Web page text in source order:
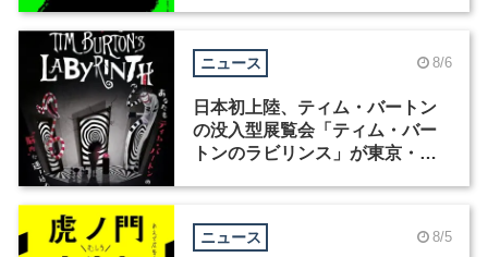
ニュース 8/6
日本初上陸、ティム・バートン
の没入型展覧会「ティム・バー
トンのラビリンス」が東京・豊
ニュース 8/5